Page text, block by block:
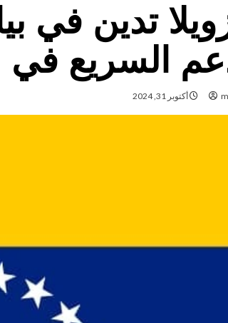
تدين في
السريع في
أكتوبر 31, 2024